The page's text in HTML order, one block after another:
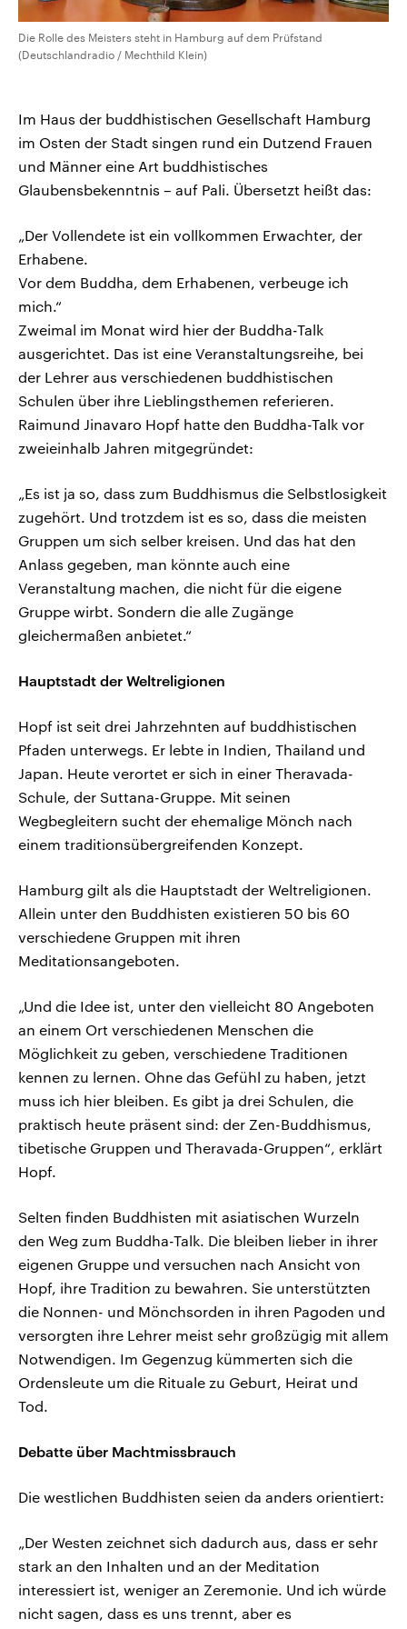
Die Rolle des Meisters steht in Hamburg auf dem Prüfstand
(Deutschlandradio / Mechthild Klein)
Im Haus der buddhistischen Gesellschaft Hamburg
im Osten der Stadt singen rund ein Dutzend Frauen
und Männer eine Art buddhistisches
Glaubensbekenntnis – auf Pali. Übersetzt heißt das:
„Der Vollendete ist ein vollkommen Erwachter, der
Erhabene.
Vor dem Buddha, dem Erhabenen, verbeuge ich
mich.“
Zweimal im Monat wird hier der Buddha-Talk
ausgerichtet. Das ist eine Veranstaltungsreihe, bei
der Lehrer aus verschiedenen buddhistischen
Schulen über ihre Lieblingsthemen referieren.
Raimund Jinavaro Hopf hatte den Buddha-Talk vor
zweieinhalb Jahren mitgegründet:
„Es ist ja so, dass zum Buddhismus die Selbstlosigkeit
zugehört. Und trotzdem ist es so, dass die meisten
Gruppen um sich selber kreisen. Und das hat den
Anlass gegeben, man könnte auch eine
Veranstaltung machen, die nicht für die eigene
Gruppe wirbt. Sondern die alle Zugänge
gleichermaßen anbietet.“
Hauptstadt der Weltreligionen
Hopf ist seit drei Jahrzehnten auf buddhistischen
Pfaden unterwegs. Er lebte in Indien, Thailand und
Japan. Heute verortet er sich in einer Theravada-
Schule, der Suttana-Gruppe. Mit seinen
Wegbegleitern sucht der ehemalige Mönch nach
einem traditionsübergreifenden Konzept.
Hamburg gilt als die Hauptstadt der Weltreligionen.
Allein unter den Buddhisten existieren 50 bis 60
verschiedene Gruppen mit ihren
Meditationsangeboten.
„Und die Idee ist, unter den vielleicht 80 Angeboten
an einem Ort verschiedenen Menschen die
Möglichkeit zu geben, verschiedene Traditionen
kennen zu lernen. Ohne das Gefühl zu haben, jetzt
muss ich hier bleiben. Es gibt ja drei Schulen, die
praktisch heute präsent sind: der Zen-Buddhismus,
tibetische Gruppen und Theravada-Gruppen“, erklärt
Hopf.
Selten finden Buddhisten mit asiatischen Wurzeln
den Weg zum Buddha-Talk. Die bleiben lieber in ihrer
eigenen Gruppe und versuchen nach Ansicht von
Hopf, ihre Tradition zu bewahren. Sie unterstützten
die Nonnen- und Mönchsorden in ihren Pagoden und
versorgten ihre Lehrer meist sehr großzügig mit allem
Notwendigen. Im Gegenzug kümmerten sich die
Ordensleute um die Rituale zu Geburt, Heirat und
Tod.
Debatte über Machtmissbrauch
Die westlichen Buddhisten seien da anders orientiert:
„Der Westen zeichnet sich dadurch aus, dass er sehr
stark an den Inhalten und an der Meditation
interessiert ist, weniger an Zeremonie. Und ich würde
nicht sagen, dass es uns trennt, aber es